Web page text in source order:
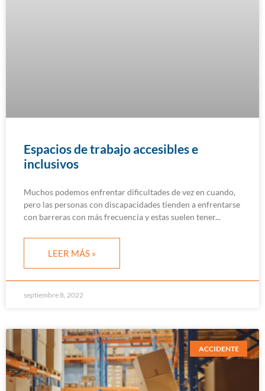
Espacios de trabajo accesibles e
inclusivos
Muchos podemos enfrentar dificultades de vez en cuando,
pero las personas con discapacidades tienden a enfrentarse
con barreras con más frecuencia y estas suelen tener
LEER MÁS »
septiembre 8, 2022
ACCIDENTE